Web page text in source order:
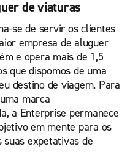
de viaturas
se de servir os clientes
empresa de aluguer
e opera mais de 1,5
que dispomos de uma
destino de viagem. Para
marca
a Enterprise permanece
em mente para os
expetativas de